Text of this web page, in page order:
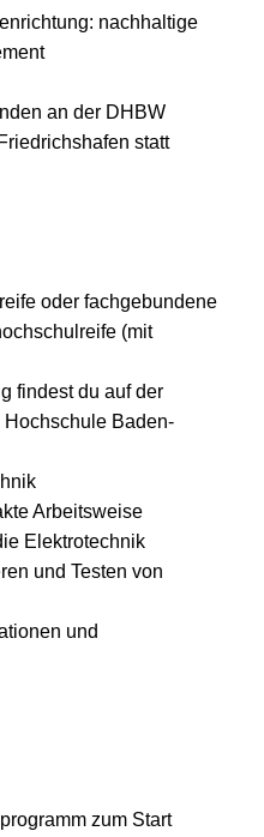
nachhaltige
an der DHBW
statt
oder fachgebundene
(mit
findest du auf der
Baden-
Arbeitsweise
Elektrotechnik
und Testen von
und
zum Start